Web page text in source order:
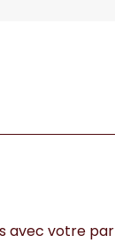
avec votre